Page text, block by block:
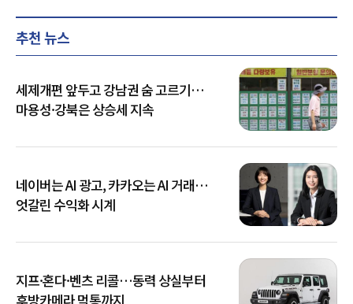
추천 뉴스
세제개편 앞두고 강남권 숨 고르기…
마용성·강북은 상승세 지속
네이버는 AI 광고, 카카오는 AI 거래…
엇갈린 수익화 시계
지프·혼다·벤츠 리콜…동력 상실부터
후방카메라 먹통까지